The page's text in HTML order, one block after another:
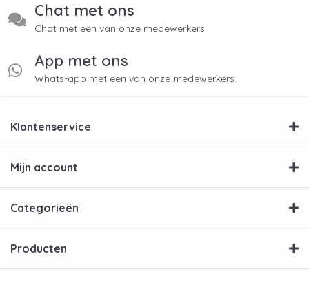
Chat met ons
Chat met een van onze medewerkers
App met ons
Whats-app met een van onze medewerkers.
Klantenservice
Mijn account
Categorieën
Producten